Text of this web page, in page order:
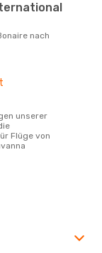
Flüge von